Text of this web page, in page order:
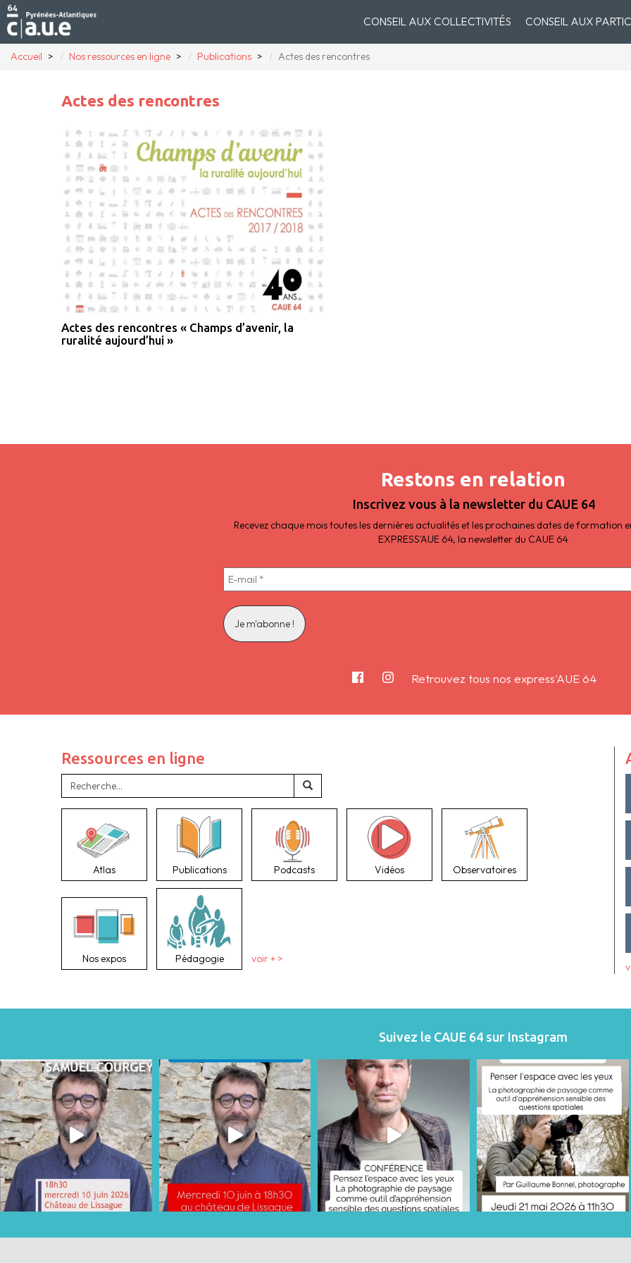
CONSEIL AUX COLLECTIVITÉS CONSEIL AUX
Accueil Nos ressources en ligne Publications Actes des rencontres
Actes des rencontres
Actes des rencontres « Champs d’avenir, la
ruralité aujourd’hui »
Restons en relation
Inscrivez vous à la newsletter du CAUE 64
Recevez chaque mois toutes les dernières actualités et les prochaines dates de formation
EXPRESS'AUE 64, la newsletter du CAUE 64
Retrouvez tous nos express'AUE 64
Ressources en ligne
Atlas Publications Podcasts Vidéos Observatoires
Nos expos Pédagogie voir + >
Suivez le CAUE 64 sur Instagram